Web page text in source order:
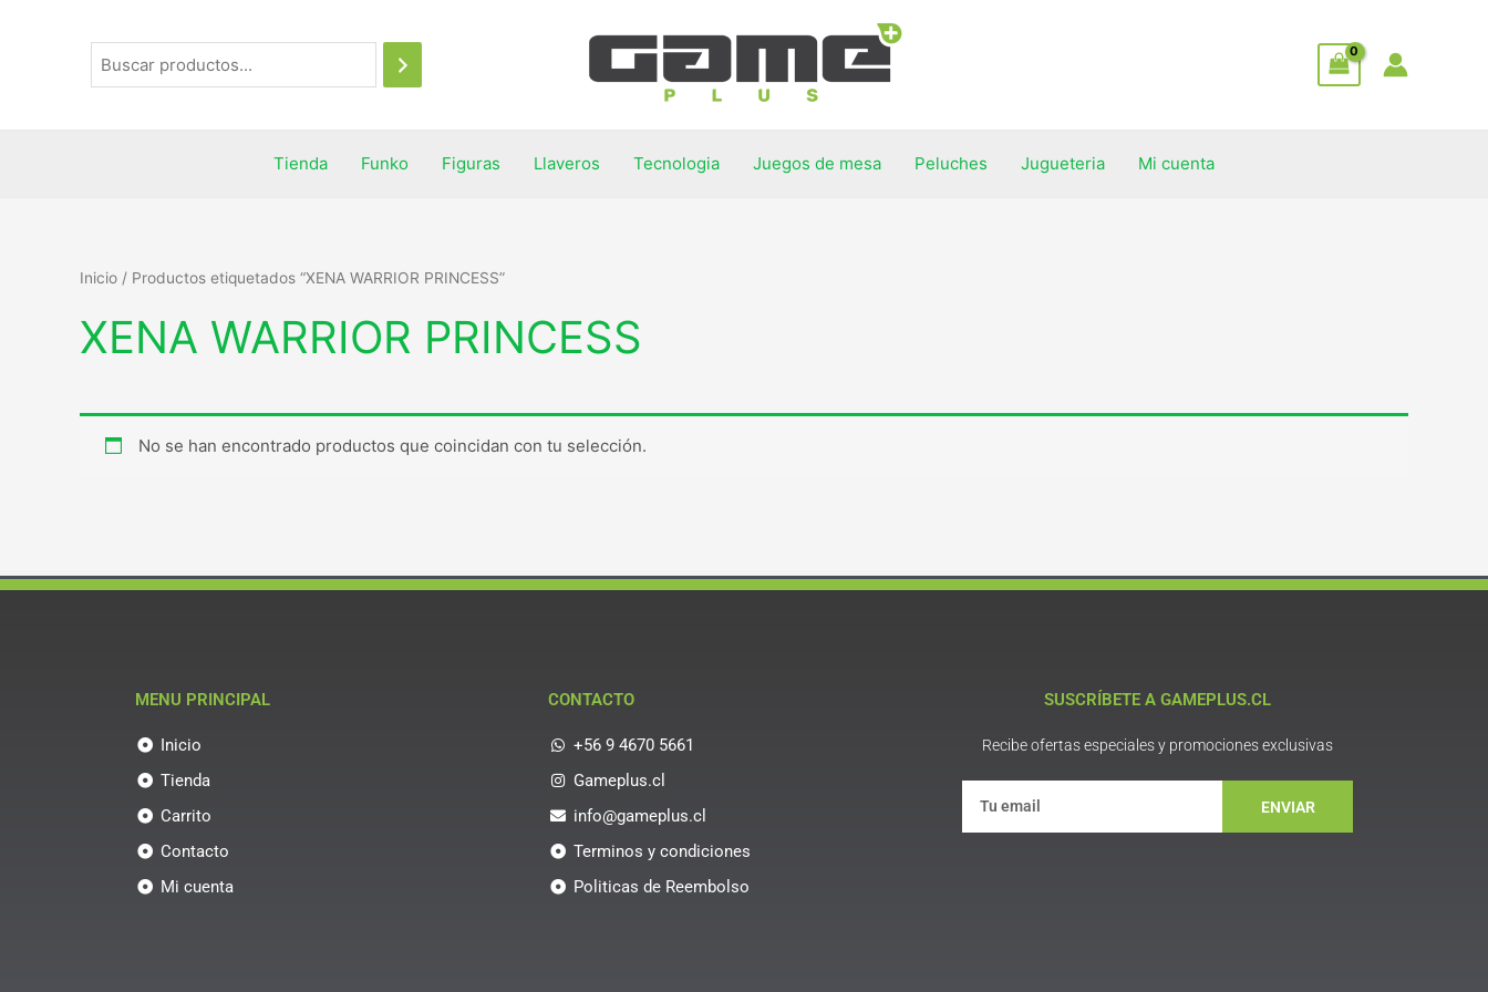
Tienda Funko Figuras Llaveros Tecnologia Juegos de mesa Peluches Jugueteria Mi cuenta
Inicio / Productos etiquetados “XENA WARRIOR PRINCESS”
XENA WARRIOR PRINCESS
No se han encontrado productos que coincidan con tu selección.
MENU PRINCIPAL
Inicio
Tienda
Carrito
Contacto
Mi cuenta
CONTACTO
+56 9 4670 5661
Gameplus.cl
info@gameplus.cl
Terminos y condiciones
Politicas de Reembolso
SUSCRÍBETE A GAMEPLUS.CL
Recibe ofertas especiales y promociones exclusivas
ENVIAR